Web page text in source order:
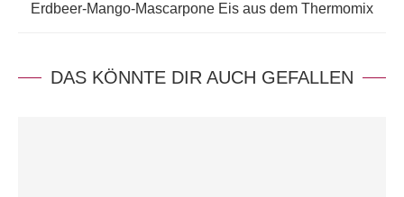
Erdbeer-Mango-Mascarpone Eis aus dem Thermomix
DAS KÖNNTE DIR AUCH GEFALLEN